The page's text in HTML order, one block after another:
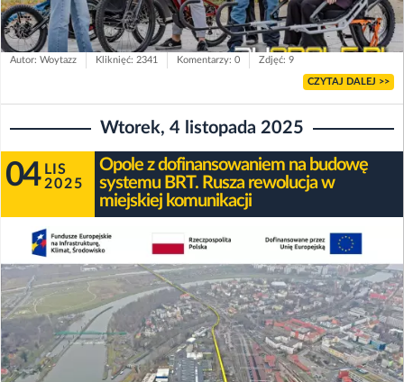
Autor: Woytazz Kliknięć: 2341 Komentarzy: 0 Zdjęć: 9
CZYTAJ DALEJ >>
Wtorek, 4 listopada 2025
04 LIS
2025
Opole z dofinansowaniem na budowę
systemu BRT. Rusza rewolucja w
miejskiej komunikacji